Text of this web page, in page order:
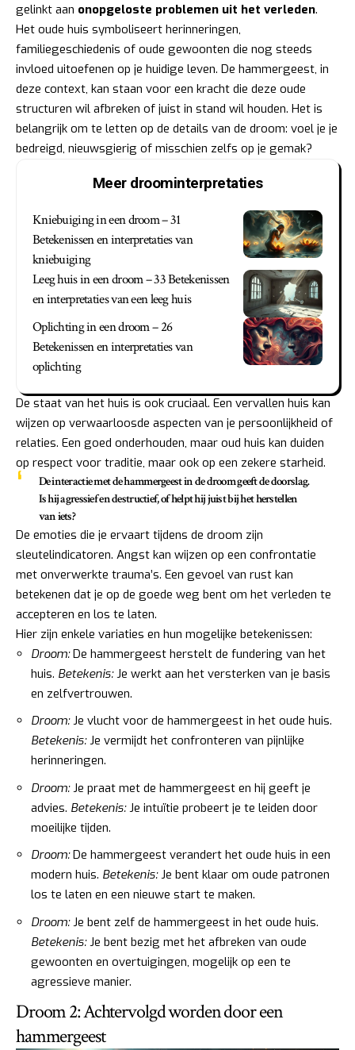
gelinkt aan onopgeloste problemen uit het verleden.
Het oude huis symboliseert herinneringen,
familiegeschiedenis of oude gewoonten die nog steeds
invloed uitoefenen op je huidige leven. De hammergeest, in
deze context, kan staan voor een kracht die deze oude
structuren wil afbreken of juist in stand wil houden. Het is
belangrijk om te letten op de details van de droom: voel je je
bedreigd, nieuwsgierig of misschien zelfs op je gemak?
Meer droominterpretaties
Kniebuiging in een droom – 31
Betekenissen en interpretaties van
kniebuiging
Leeg huis in een droom – 33 Betekenissen
en interpretaties van een leeg huis
Oplichting in een droom – 26
Betekenissen en interpretaties van
oplichting
De staat van het huis is ook cruciaal. Een vervallen huis kan
wijzen op verwaarloosde aspecten van je persoonlijkheid of
relaties. Een goed onderhouden, maar oud huis kan duiden
op respect voor traditie, maar ook op een zekere starheid.
De interactie met de hammergeest in de droom geeft de doorslag.
Is hij agressief en destructief, of helpt hij juist bij het herstellen
van iets?
De emoties die je ervaart tijdens de droom zijn
sleutelindicatoren. Angst kan wijzen op een confrontatie
met onverwerkte trauma’s. Een gevoel van rust kan
betekenen dat je op de goede weg bent om het verleden te
accepteren en los te laten.
Hier zijn enkele variaties en hun mogelijke betekenissen:
Droom:De hammergeest herstelt de fundering van het
huis. Betekenis:Je werkt aan het versterken van je basis
en zelfvertrouwen.
Droom:Je vlucht voor de hammergeest in het oude huis.
Betekenis:Je vermijdt het confronteren van pijnlijke
herinneringen.
Droom:Je praat met de hammergeest en hij geeft je
advies. Betekenis:Je intuïtie probeert je te leiden door
moeilijke tijden.
Droom:De hammergeest verandert het oude huis in een
modern huis. Betekenis:Je bent klaar om oude patronen
los te laten en een nieuwe start te maken.
Droom:Je bent zelf de hammergeest in het oude huis.
Betekenis:Je bent bezig met het afbreken van oude
gewoonten en overtuigingen, mogelijk op een te
agressieve manier.
Droom 2: Achtervolgd worden door een
hammergeest